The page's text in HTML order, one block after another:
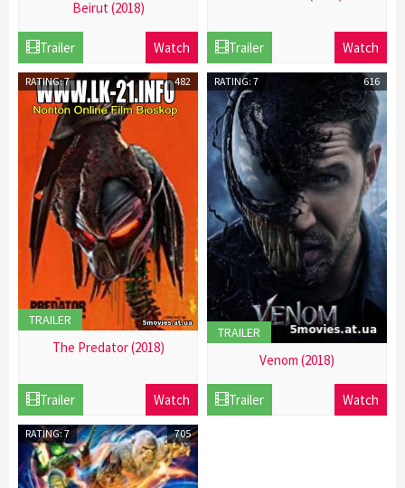
Beirut (2018)
2016
Trailer Watch Trailer Watch
RATING: 7 482
TRAILER
The Predator (2018)
Trailer Watch
RATING: 7 616
TRAILER
Venom (2018)
Trailer Watch
RATING: 7 705